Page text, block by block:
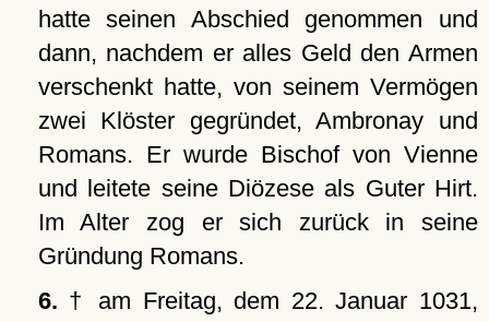
hatte seinen Abschied genommen und
dann, nachdem er alles Geld den Armen
verschenkt hatte, von seinem Vermögen
zwei Klöster gegründet, Ambronay und
Romans. Er wurde Bischof von Vienne
und leitete seine Diözese als Guter Hirt.
Im Alter zog er sich zurück in seine
Gründung Romans.
6. † am Freitag, dem 22. Januar 1031,